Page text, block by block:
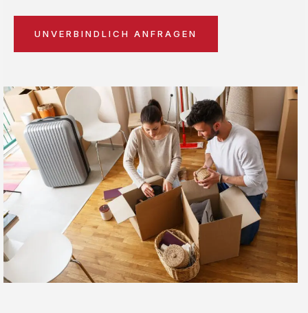
UNVERBINDLICH ANFRAGEN